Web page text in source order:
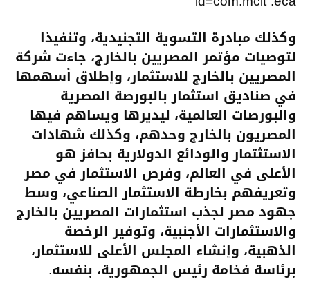
وكذلك مبادرة التسوية التجنيدية، وتنفيذا
لتوصيات مؤتمر المصريين بالخارج، جاءت شركة
المصريين بالخارج للاستثمار، وإطلاق أسهمها
في صناديق استثمار بالبورصة المصرية
والبورصات العالمية، ليديرها ويساهم فيها
المصريون بالخارج وحدهم، وكذلك شهادات
الاستثتمار والودائع الدولارية بحافز هو
الأعلى في العالم، وفرص الاستثمار في مصر
وتعريفهم بخارطة الاستثمار الصناعي، وسط
جهود مصر لجذب استثمارات المصريين بالخارج
والاستثمارات الأجنبية، وتوفير الرخصة
الذهبية، وإنشاء المجلس الأعلى للاستثمار،
برئاسة فخامة رئيس الجمهورية، بنفسه.